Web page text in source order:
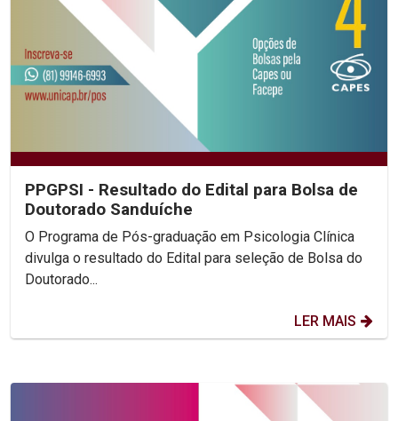
PPGPSI - Resultado do Edital para Bolsa de
Doutorado Sanduíche
O Programa de Pós-graduação em Psicologia Clínica
divulga o resultado do Edital para seleção de Bolsa do
Doutorado...
LER MAIS